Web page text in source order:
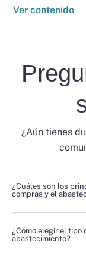
Ver contenido
¿Aún tienes
¿Cuáles son los
compras y el
¿Cómo elegir el tipo
abastecimiento?